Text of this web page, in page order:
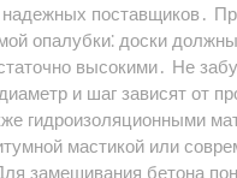
поставщиков․
опалубки⁚ доски
высокими․ Не
и шаг зависят от
гидроизоляционными
мастикой или
замешивания бетона